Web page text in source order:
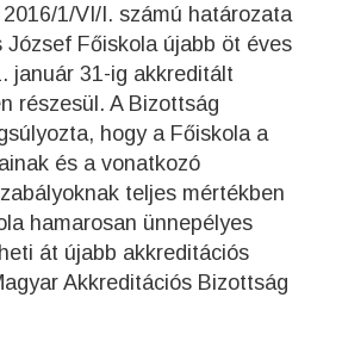
1/VI/I. számú határozata
József Főiskola újabb öt éves
január 31-ig akkreditált
részesül. A Bizottság
hogy a Főiskola a
és a vonatkozó
teljes mértékben
hamarosan ünnepélyes
át újabb akkreditációs
Akkreditációs Bizottság